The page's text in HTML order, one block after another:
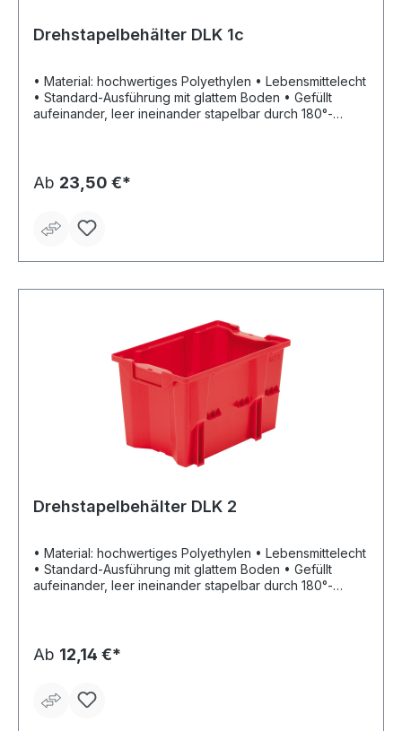
Drehstapelbehälter DLK 1c
• Material: hochwertiges Polyethylen • Lebensmittelecht
• Standard-Ausführung mit glattem Boden • Gefüllt
aufeinander, leer ineinander stapelbar durch 180°-
Ab 23,50 €*
Drehstapelbehälter DLK 2
• Material: hochwertiges Polyethylen • Lebensmittelecht
• Standard-Ausführung mit glattem Boden • Gefüllt
aufeinander, leer ineinander stapelbar durch 180°-
Ab 12,14 €*